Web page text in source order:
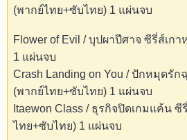
(พากย์ไทย+ซับไทย) 1 แผ่นจบ
Flower of Evil / บุปผาปีศาจ ซีรี่ส์เก
1 แผ่นจบ
Crash Landing on You / ปักหมุดรัก
(พากย์ไทย+ซับไทย) 1 แผ่นจบ
Itaewon Class / ธุรกิจปิดเกมแค้น ซี
ไทย+ซับไทย) 1 แผ่นจบ